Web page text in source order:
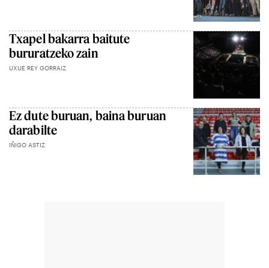
Txapel bakarra baitute
bururatzeko zain
UXUE REY GORRAIZ
Ez dute buruan, baina buruan
darabilte
IÑIGO ASTIZ